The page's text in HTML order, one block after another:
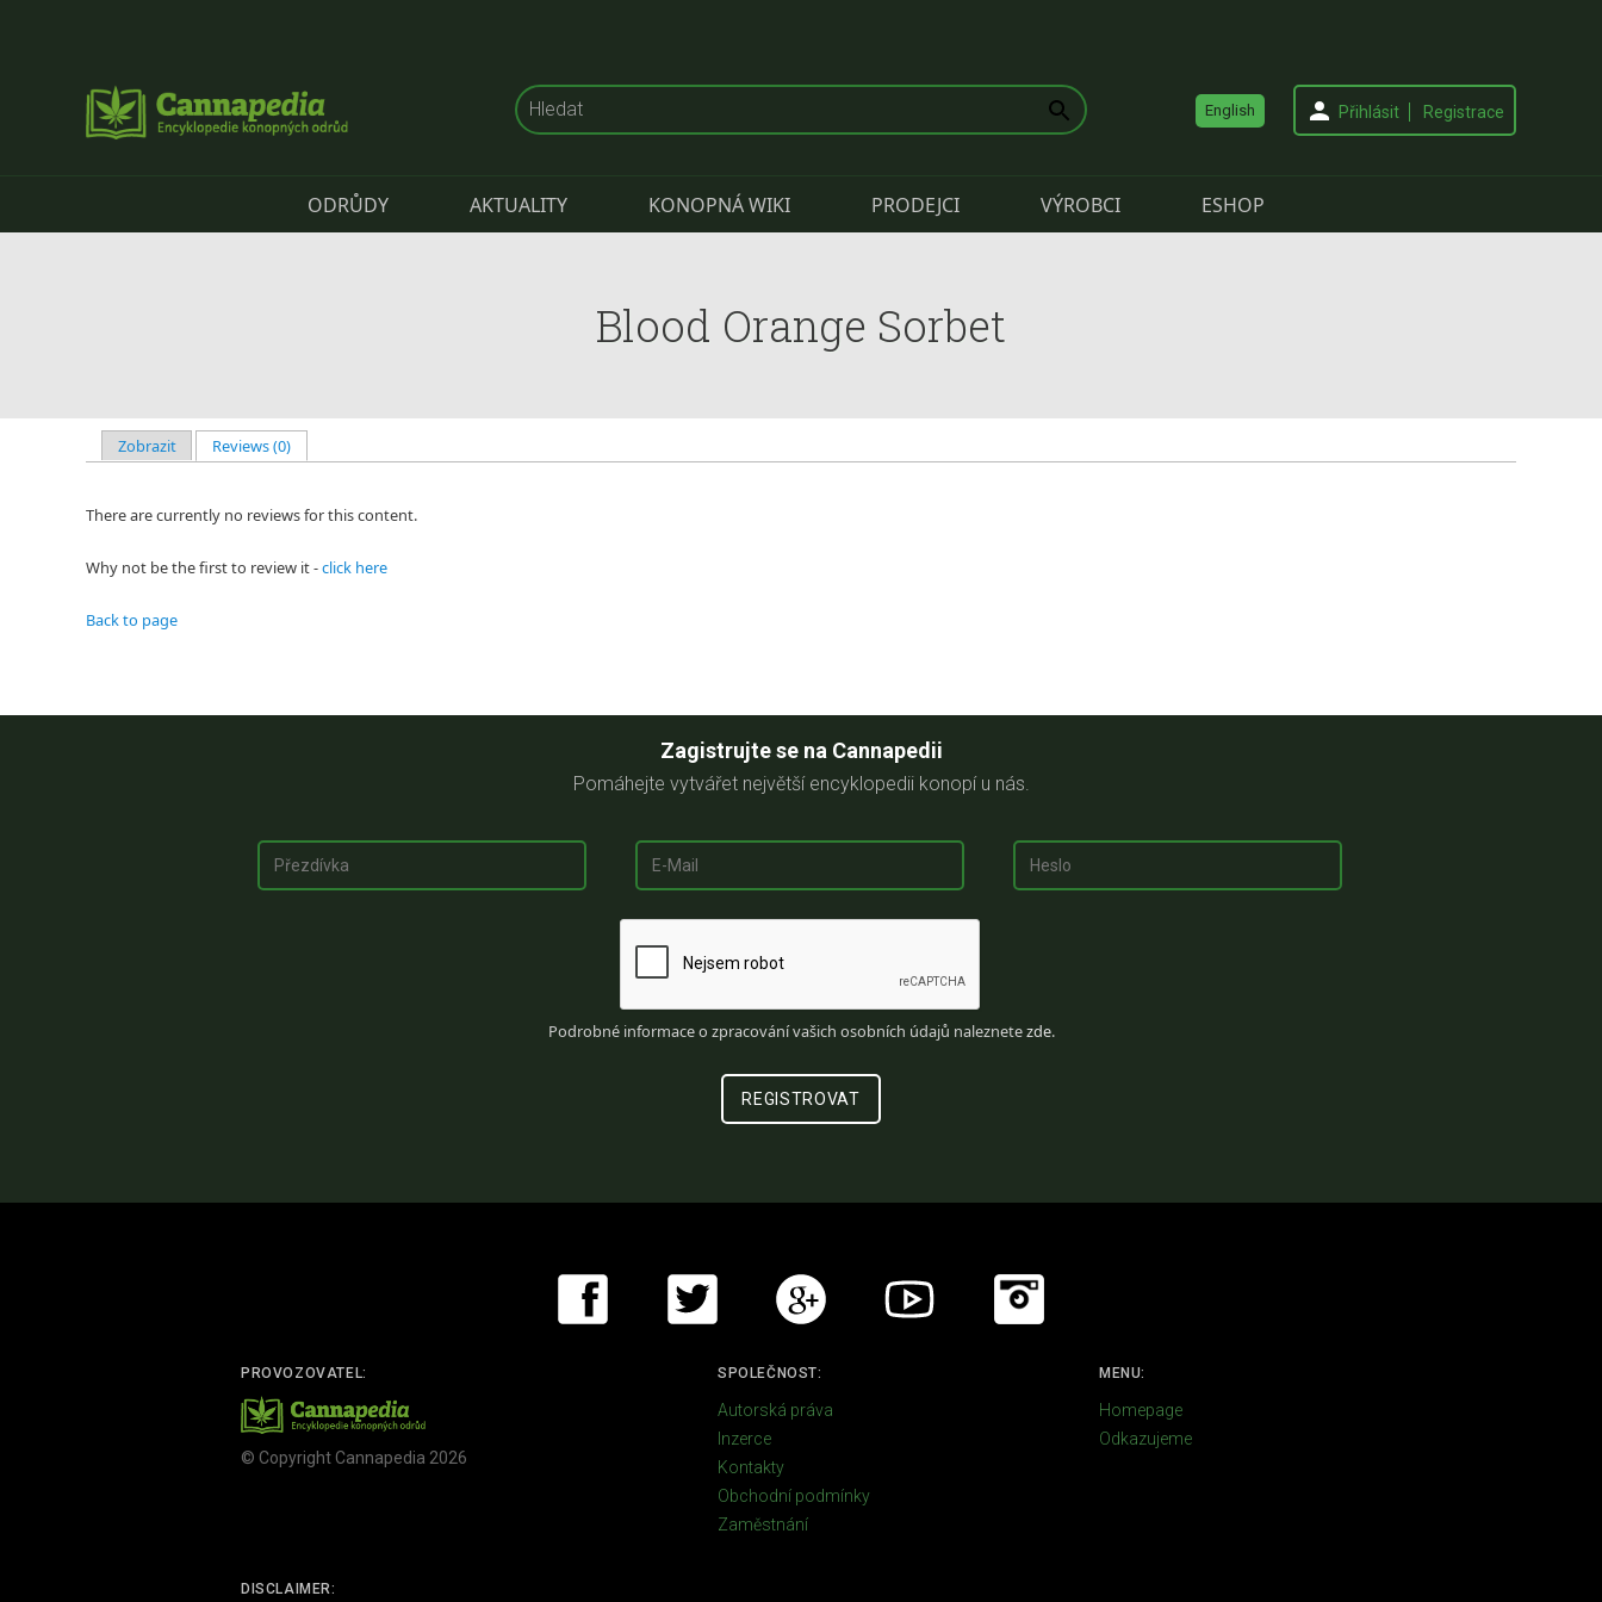
English Přihlásit Registrace
ODRŮDY AKTUALITY KONOPNÁ WIKI PRODEJCI VÝROBCI ESHOP
Blood Orange Sorbet
Hlavní záložky
Zobrazit Reviews (0)
There are currently no reviews for this content.
Why not be the first to review it -click here
Back to page
Zagistrujte se na Cannapedii
Pomáhejte vytvářet největší encyklopedii konopí u nás.
Podrobné informace o zpracování vašich osobních údajů naleznetezde.
PROVOZOVATEL:
© Copyright Cannapedia 2026
SPOLEČNOST:
Autorská práva
Inzerce
Kontakty
Obchodní podmínky
Zaměstnání
MENU:
Homepage
Odkazujeme
DISCLAIMER: